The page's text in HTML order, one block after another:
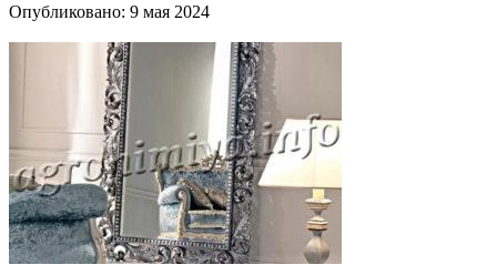
Опубликовано: 9 мая 2024